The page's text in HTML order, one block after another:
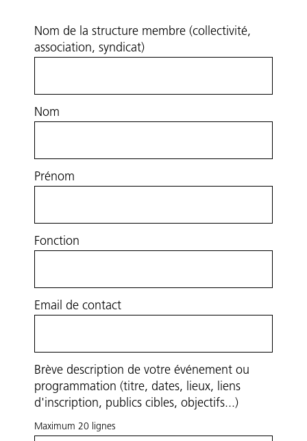
Formulaire
Nom de la structure membre (collectivité,
association, syndicat)
Nom
Prénom
Fonction
Email de contact
Brève description de votre événement ou
programmation (titre, dates, lieux, liens
d'inscription, publics cibles, objectifs...)
Maximum 20 lignes